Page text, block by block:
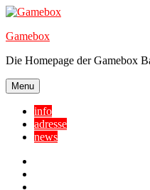
Skip
content
Gamebox
Die Homepage der Gamebox
Menu
info
adresse
news